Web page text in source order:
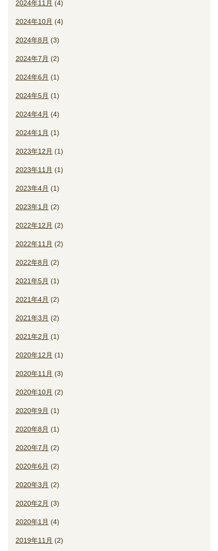
2024年11月 (4)
2024年10月 (4)
2024年8月 (3)
2024年7月 (2)
2024年6月 (1)
2024年5月 (1)
2024年4月 (4)
2024年1月 (1)
2023年12月 (1)
2023年11月 (1)
2023年4月 (1)
2023年1月 (2)
2022年12月 (2)
2022年11月 (2)
2022年8月 (2)
2021年5月 (1)
2021年4月 (2)
2021年3月 (2)
2021年2月 (1)
2020年12月 (1)
2020年11月 (3)
2020年10月 (2)
2020年9月 (1)
2020年8月 (1)
2020年7月 (2)
2020年6月 (2)
2020年3月 (2)
2020年2月 (3)
2020年1月 (4)
2019年11月 (2)